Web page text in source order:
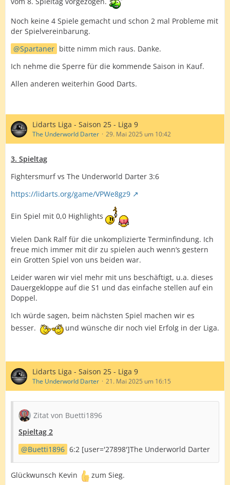
Noch keine 4 Spiele gemacht und schon 2 mal Probleme mit
der Spielvereinbarung.
Spartaner bitte nimm mich raus. Danke.
Ich nehme die Sperre für die kommende Saison in Kauf.
Allen anderen weiterhin Good Darts.
Lidarts Liga - Saison 25 - Liga 9
The Underworld Darter 29. Mai 2025 um 10:42
3. Spieltag
Fightersmurf vs The Underworld Darter 3:6
https://lidarts.org/game/VPWe8gz9
Ein Spiel mit 0,0 Highlights
Vielen Dank Ralf für die unkomplizierte Terminfindung. Ich
freue mich immer mit dir zu spielen auch wenn‘s gestern
ein Grotten Spiel von uns beiden war.
Leider waren wir viel mehr mit uns beschäftigt, u.a. dieses
Dauergekloppe auf die S1 und das einfache stellen auf ein
Doppel.
Ich würde sagen, beim nächsten Spiel machen wir es
besser.
und wünsche dir noch viel Erfolg in der Liga.
Lidarts Liga - Saison 25 - Liga 9
The Underworld Darter 21. Mai 2025 um 16:15
Zitat von Buetti1896
Spieltag 2
Buetti1896 6:2 [user='27898']The Underworld Darter
Glückwunsch Kevin zum Sieg.